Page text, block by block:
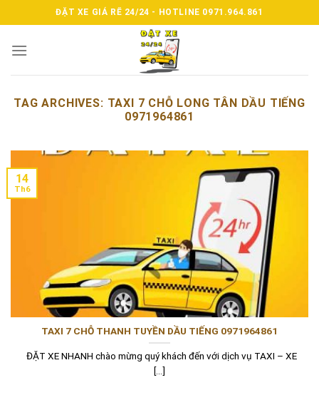
to
content
ĐẶT XE GIÁ RẼ 24/24 - HOTLINE 0971.964.861
TAG ARCHIVES: TAXI 7 CHỖ LONG TÂN DẦU TIẾNG
0971964861
TAXI 7 CHỖ THANH TUYỀN DẦU TIẾNG 0971964861
ĐẶT XE NHANH chào mừng quý khách đến với dịch vụ TAXI – XE
[...]
14
Th6